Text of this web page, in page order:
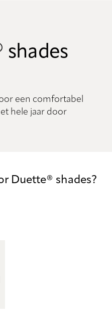
shades
een comfortabel
hele jaar door
Duette® shades?